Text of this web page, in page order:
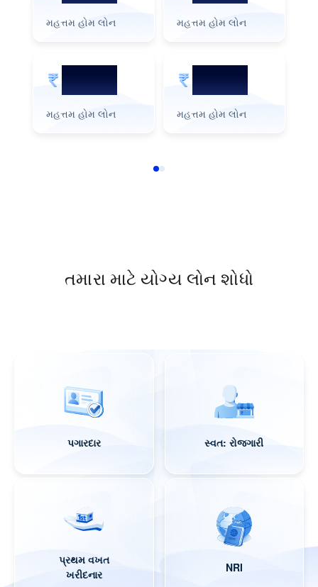
મહત્તમ હોમ લોન
3 કરોડ
મહત્તમ હોમ લોન
મહત્તમ હોમ લોન
1 કરોડ
મહત્તમ હોમ લોન
તમારા માટે યોગ્ય લોન શોધો
પગારદાર સ્વત: રોજગારી
પ્રથમ વખત
ખરીદનાર
NRI